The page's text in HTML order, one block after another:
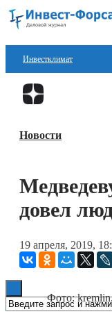
Инвестклимат
Финансы
Блокчейн
Технологии
Книги
Новости
довел
19 апреля, 2019,
Фото: